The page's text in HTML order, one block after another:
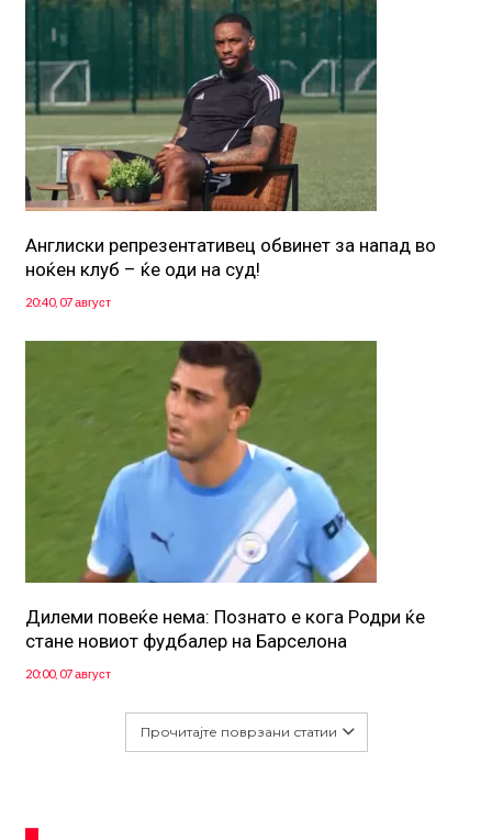
Англиски репрезентативец обвинет за напад во
ноќен клуб – ќе оди на суд!
20:40, 07 август
Дилеми повеќе нема: Познато е кога Родри ќе
стане новиот фудбалер на Барселона
20:00, 07 август
Прочитајте поврзани статии